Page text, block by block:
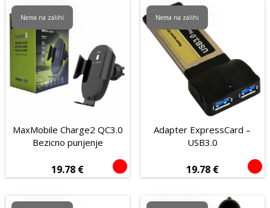
MaxMobile Charge2 QC3.0
Bezicno punjenje
19.78 €
Nema na zalihi
Adapter ExpressCard –
USB3.0
19.78 €
Nema na zalihi